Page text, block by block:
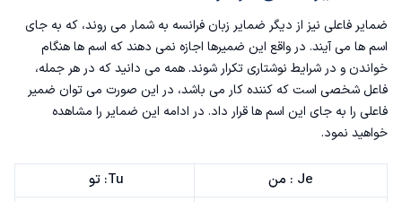
ضمایر فاعلی نیز از دیگر ضمایر زبان فرانسه به شمار می روند، که به جای
اسم ها می آیند. در واقع این ضمیرها اجازه نمی دهند که اسم ها هنگام
خواندن و در شرایط نوشتاری تکرار شوند. همه می دانید که در هر جمله،
فاعل شخصی است که کننده کار می باشد، در این صورت می توان ضمیر
فاعلی را به جای این اسم‌ ها قرار داد. در ادامه این ضمایر را مشاهده
خواهید نمود.
Je : من
Tu: تو